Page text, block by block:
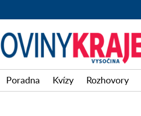
Poradna Kvízy Rozhovory